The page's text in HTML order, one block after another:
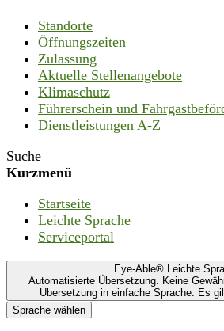
Standorte
Öffnungszeiten
Zulassung
Aktuelle Stellenangebote
Klimaschutz
Führerschein und
Dienstleistungen A-Z
Suche
Kurzmenü
Startseite
Leichte Sprache
Serviceportal
Eye-Able® Leichte
Automatisierte Übersetzung. Keine
Übersetzung in einfache Sprache. Es
Sprache wählen